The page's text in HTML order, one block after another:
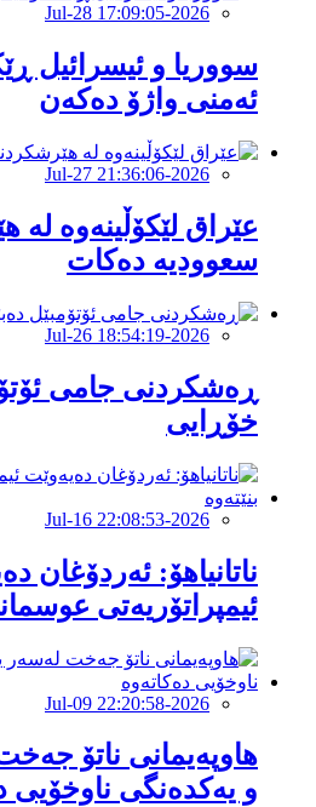
2026-Jul-28 17:09:05
سووریا و ئیسرائیل
ئەمنی واژۆ دەکەن
2026-Jul-27 21:36:06
عێراق لێکۆڵینەوە لە
سعوودیە دەکات
2026-Jul-26 18:54:19
ڕەشکردنی جامی
خۆڕایی
2026-Jul-16 22:08:53
ناتانیاهۆ: ئەردۆغان
ئیمپراتۆریەتی
2026-Jul-09 22:20:58
هاوپەیمانى ناتۆ
و یەکدەنگى ناوخۆیى